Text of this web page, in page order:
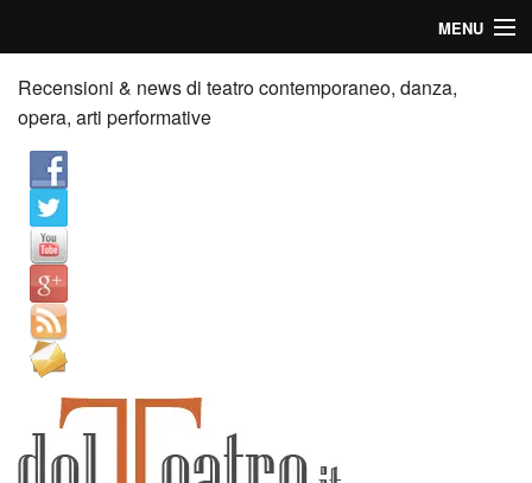
MENU
Home
Recensioni
Anticipazioni
News
Palazzi consiglia
Video
Chi siamo
Contatti
Recensioni & news di teatro contemporaneo, danza,
opera, arti performative